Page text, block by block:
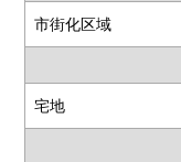
市街化区域
宅地